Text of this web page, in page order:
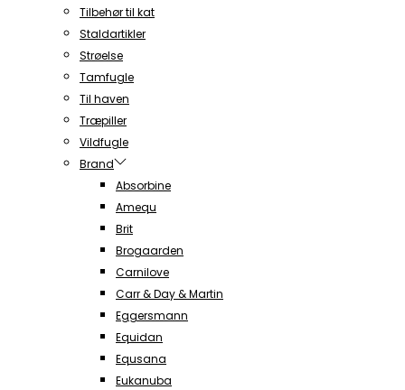
Tilbehør til kat
Staldartikler
Strøelse
Tamfugle
Til haven
Træpiller
Vildfugle
Brand
Absorbine
Amequ
Brit
Brogaarden
Carnilove
Carr & Day & Martin
Eggersmann
Equidan
Equsana
Eukanuba